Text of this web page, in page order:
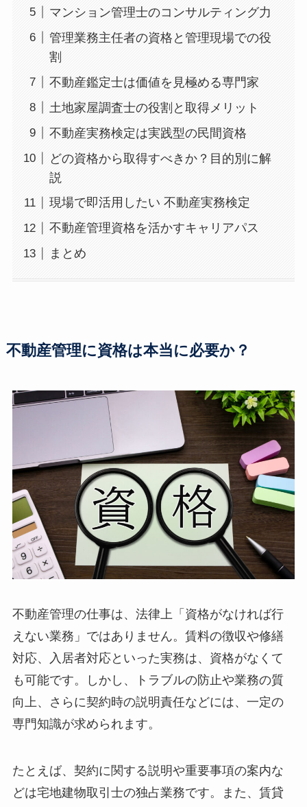
マンション管理士のコンサルティング力
管理業務主任者の資格と管理現場での役
割
不動産鑑定士は価値を見極める専門家
土地家屋調査士の役割と取得メリット
不動産実務検定は実践型の民間資格
どの資格から取得すべきか？目的別に解
説
現場で即活用したい 不動産実務検定
不動産管理資格を活かすキャリアパス
まとめ
不動産管理に資格は本当に必要か？
不動産管理の仕事は、法律上「資格がなければ行
えない業務」ではありません。賃料の徴収や修繕
対応、入居者対応といった実務は、資格がなくて
も可能です。しかし、トラブルの防止や業務の質
向上、さらに契約時の説明責任などには、一定の
専門知識が求められます。
たとえば、契約に関する説明や重要事項の案内な
どは宅地建物取引士の独占業務です。また、賃貸